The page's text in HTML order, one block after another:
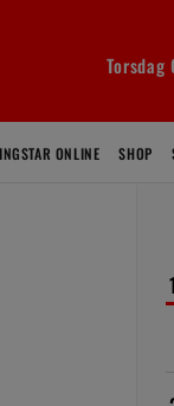
ONLINE SHOP